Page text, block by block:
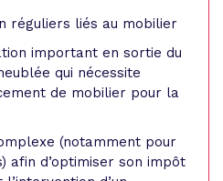
réguliers liés au mobilier
important en sortie du
qui nécessite
de mobilier pour la
(notamment pour
afin d’optimiser son impôt